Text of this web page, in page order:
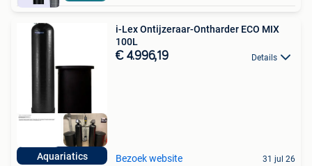
Aquariatics
i-Lex Ontijzeraar-Ontharder ECO MIX
100L
€ 4.996,19 Details
Bezoek website 31 jul 26